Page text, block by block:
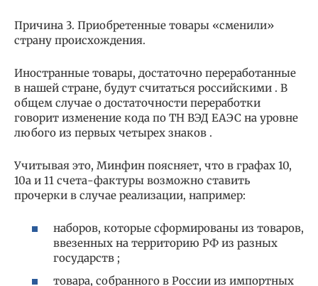
Причина 3. Приобретенные товары «сменили»
страну происхождения.
Иностранные товары, достаточно переработанные
в нашей стране, будут считаться российскими . В
общем случае о достаточности переработки
говорит изменение кода по ТН ВЭД ЕАЭС на уровне
любого из первых четырех знаков .
Учитывая это, Минфин поясняет, что в графах 10,
10а и 11 счета-фактуры возможно ставить
прочерки в случае реализации, например:
наборов, которые сформированы из товаров,
ввезенных на территорию РФ из разных
государств ;
товара, собранного в России из импортных